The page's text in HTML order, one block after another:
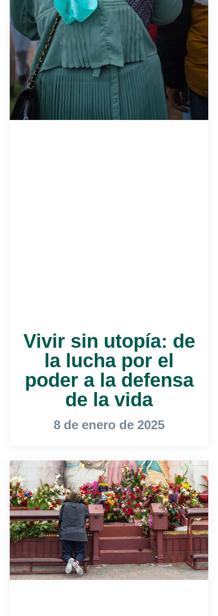
Vivir sin utopía: de
la lucha por el
poder a la defensa
de la vida
8 de enero de 2025